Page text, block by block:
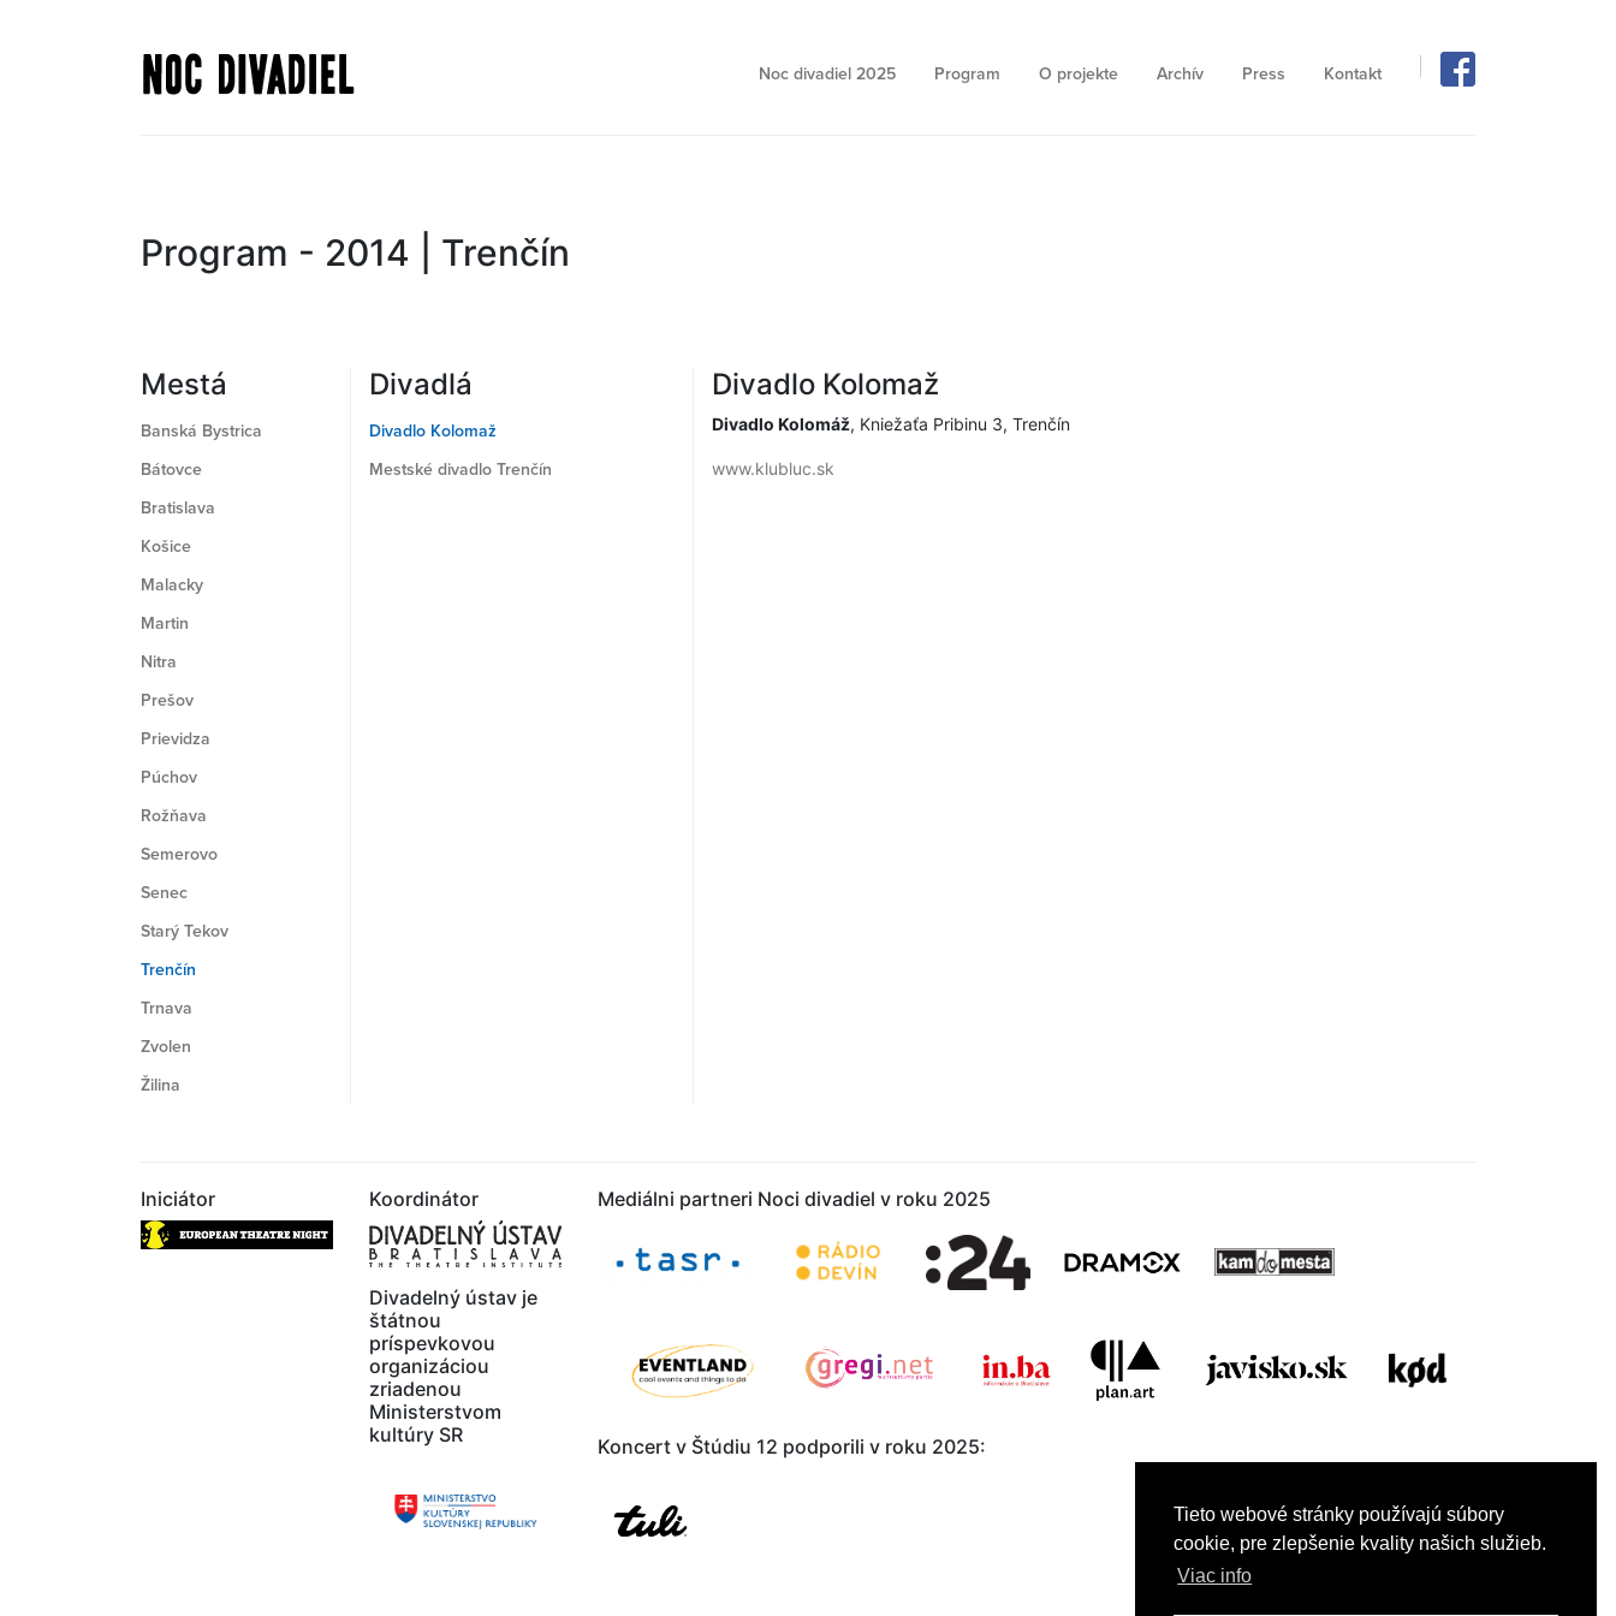
Tieto webové stránky používajú súbory
cookie, pre zlepšenie kvality našich služieb.
Viac info
na
hlavný
Noc divadiel 2025 Program O projekte Archív Press Kontakt
Program - 2014 | Trenčín
Mestá
Banská Bystrica
Bátovce
Bratislava
Košice
Malacky
Martin
Nitra
Prešov
Prievidza
Púchov
Rožňava
Semerovo
Senec
Starý Tekov
Trenčín
Trnava
Zvolen
Žilina
Divadlá
Divadlo Kolomaž
Mestské divadlo Trenčín
Divadlo Kolomaž
Divadlo Kolomáž, Kniežaťa Pribinu 3, Trenčín
www.klubluc.sk
Iniciátor Koordinátor
Divadelný ústav je
štátnou
príspevkovou
organizáciou
zriadenou
Ministerstvom
kultúry SR
Mediálni partneri Noci divadiel v roku 2025
Koncert v Štúdiu 12 podporili v roku 2025: